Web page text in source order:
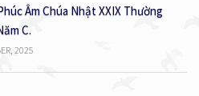
Âm Chúa Nhật XXIX Thường
C.
2025